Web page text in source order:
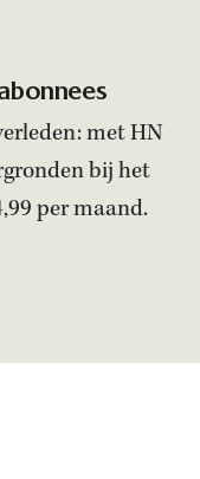
met HN
bij het
per maand.